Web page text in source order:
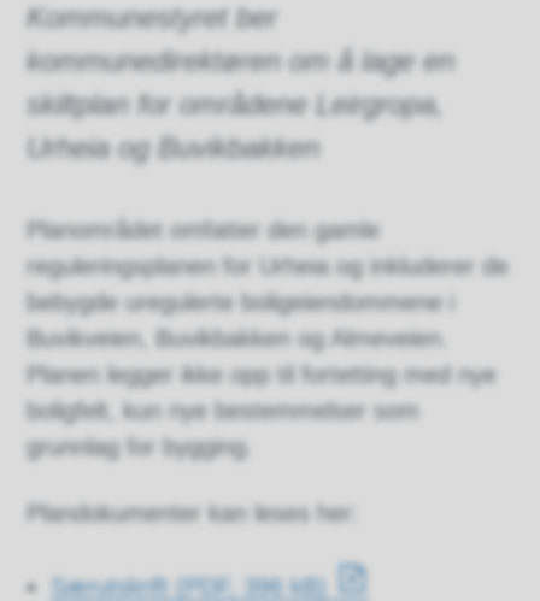
Kommunestyret ber
kommunedirektøren om å lage en
skiltplan for områdene Leirgropa,
Urheia og Buvikbakken
Planområdet omfatter den gamle
reguleringsplanen for Urheia og inkluderer de
bebygde uregulerte boligeiendommene i
Buvikveien, Buvikbakken og Almeveien.
Planen legger ikke opp til fortetting med nye
boligfelt, kun nye bestemmelser som
grunnlag for bygging.
Plandokumenter kan leses her:
Særutskrift (PDF, 396 kB)